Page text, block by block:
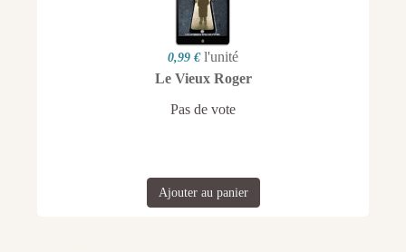
0,99 € l'unité
Le Vieux Roger
Pas de vote
Ajouter au panier